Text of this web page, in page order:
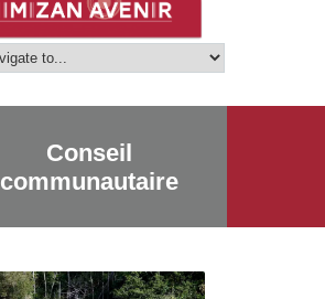
Conseil
communautaire